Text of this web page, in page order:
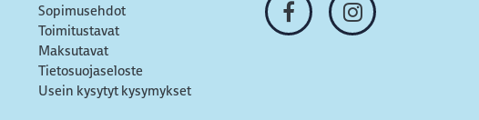
Sopimusehdot
Toimitustavat
Maksutavat
Tietosuojaseloste
Usein kysytyt kysymykset